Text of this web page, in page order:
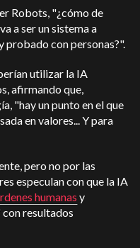
Robots, "¿cómo de
a ser un sistema a
probado con personas?".
utilizar la IA
afirmando que,
"hay un punto en el que
en valores... Y para
pero no por las
especulan con que la IA
humanas y
resultados